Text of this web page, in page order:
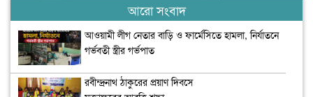
আরো সংবাদ
আওয়ামী লীগ নেতার বাড়ি ও ফার্মেসিতে হামলা, নির্যাতনে
গর্ভবতী স্ত্রীর গর্ভপাত
রবীন্দ্রনাথ ঠাকুরের প্রয়াণ দিবসে